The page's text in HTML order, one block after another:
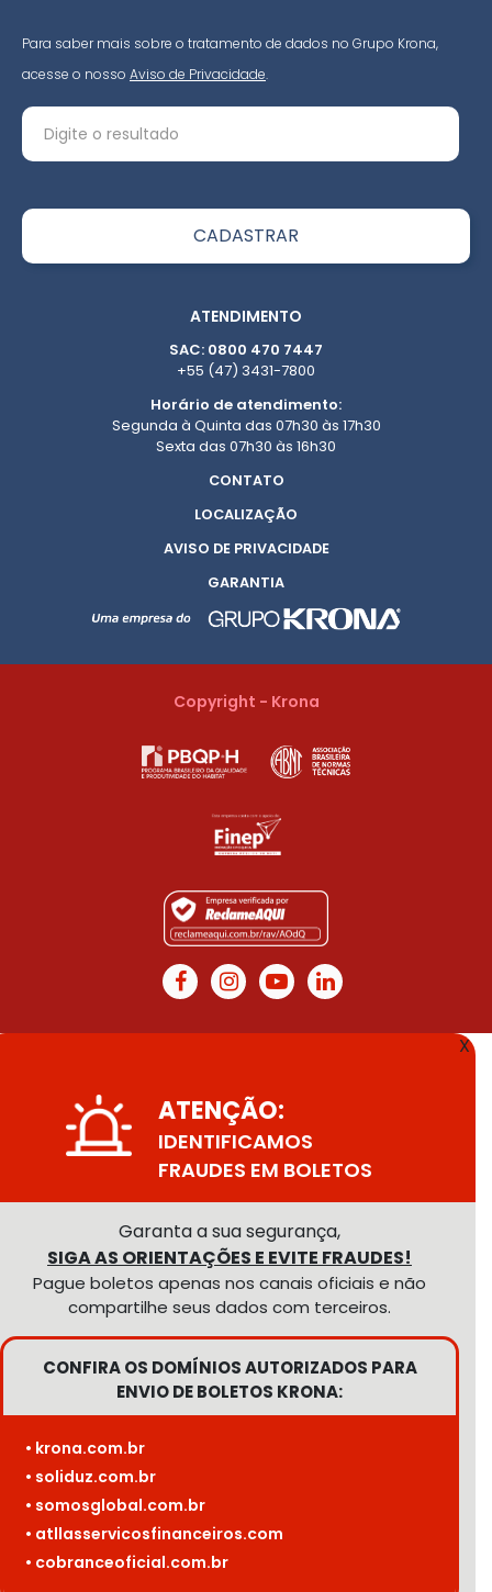
Para saber mais sobre o tratamento de dados no Grupo Krona,
acesse o nosso Aviso de Privacidade.
ATENDIMENTO
SAC: 0800 470 7447
+55 (47) 3431-7800
Horário de atendimento:
Segunda à Quinta das 07h30 às 17h30
Sexta das 07h30 às 16h30
CONTATO
LOCALIZAÇÃO
AVISO DE PRIVACIDADE
GARANTIA
Copyright - Krona
X
ATENÇÃO:
IDENTIFICAMOS
FRAUDES EM BOLETOS
Garanta a sua segurança,
SIGA AS ORIENTAÇÕES E EVITE FRAUDES!
Pague boletos apenas nos canais oficiais e não
compartilhe seus dados com terceiros.
CONFIRA OS DOMÍNIOS AUTORIZADOS PARA
ENVIO DE BOLETOS KRONA:
• krona.com.br
• soliduz.com.br
• somosglobal.com.br
• atllasservicosfinanceiros.com
• cobranceoficial.com.br